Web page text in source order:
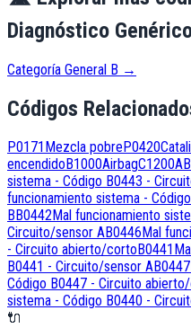
Diagnóstico
Categoría General B →
Códigos
P0171 Mezcla pobre P0420
encendido B1000AirbagC1200
sistema - Código B0443 -
funcionamiento sistema -
B B0442Mal funcionamiento
Circuito/sensor AB0446 Mal
- Circuito abierto/corto B0441
B0441 - Circuito/sensor AB0447
Código B0447 - Circuito
sistema - Código B0440 -
🔌